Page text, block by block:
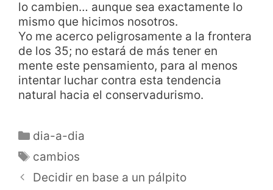
lo cambien… aunque sea exactamente lo
mismo que hicimos nosotros.
Yo me acerco peligrosamente a la frontera
de los 35; no estará de más tener en
mente este pensamiento, para al menos
intentar luchar contra esta tendencia
natural hacia el conservadurismo.
dia-a-dia
cambios
Decidir en base a un pálpito